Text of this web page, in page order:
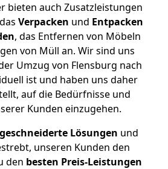
bieten auch Zusatzleistungen
Verpacken und Entpacken
, das Entfernen von Möbeln
von Müll an. Wir sind uns
Umzug von Flensburg nach
ist und haben uns daher
auf die Bedürfnisse und
Kunden einzugehen.
Lösungen und
unseren Kunden den
den besten Preis-Leistungen